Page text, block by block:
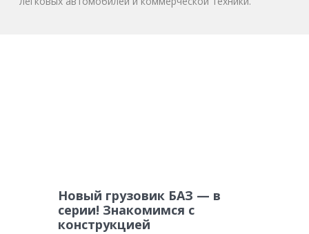
Новый грузовик БАЗ — в
серии! Знакомимся с
конструкцией